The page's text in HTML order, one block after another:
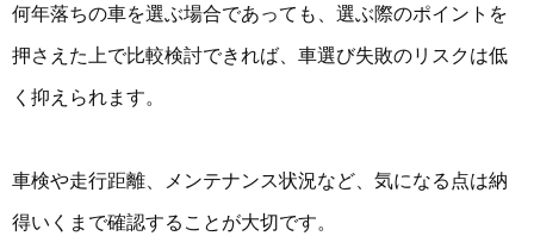
何年落ちの車を選ぶ場合であっても、選ぶ際のポイントを
押さえた上で比較検討できれば、車選び失敗のリスクは低
く抑えられます。
車検や走行距離、メンテナンス状況など、気になる点は納
得いくまで確認することが大切です。